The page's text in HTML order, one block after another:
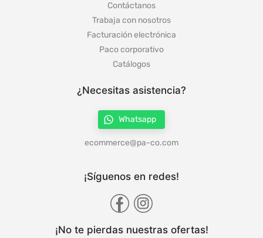
Contáctanos
Trabaja con nosotros
Facturación electrónica
Paco corporativo
Catálogos
¿Necesitas asistencia?
Whatsapp
ecommerce@pa-co.com
¡Síguenos en redes!
¡No te pierdas nuestras ofertas!